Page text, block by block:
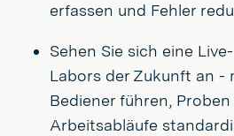
erfassen und Fehler
Sehen Sie sich eine
Labors der Zukunft an -
Bediener führen,
Arbeitsabläufe